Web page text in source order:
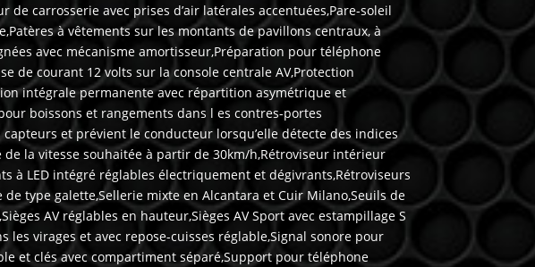
carrosserie avec prises d’air latérales accentuées,Pare-soleil
à vêtements sur les montants de pavillons centraux, à
avec mécanisme amortisseur,Préparation pour téléphone
de courant 12 volts sur la console centrale AV,Protection
intégrale permanente avec répartition asymétrique et
boissons et rangements dans l es contres-portes
et prévient le conducteur lorsqu’elle détecte des indices
la vitesse souhaitée à partir de 30km/h,Rétroviseur intérieur
LED intégré réglables électriquement et dégivrants,Rétroviseurs
type galette,Sellerie mixte en Alcantara et Cuir Milano,Seuils de
AV réglables en hauteur,Sièges AV Sport avec estampillage S
virages et avec repose-cuisses réglable,Signal sonore pour
et clés avec compartiment séparé,Support pour téléphone